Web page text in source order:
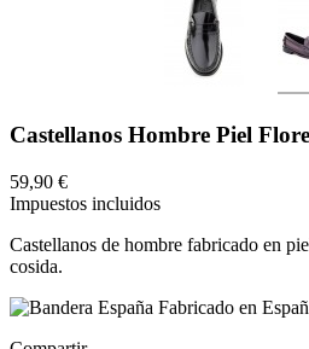
Castellanos Hombre Piel
59,90 €
Impuestos incluidos
Castellanos de hombre fabricado en
cosida.
Fabricado en